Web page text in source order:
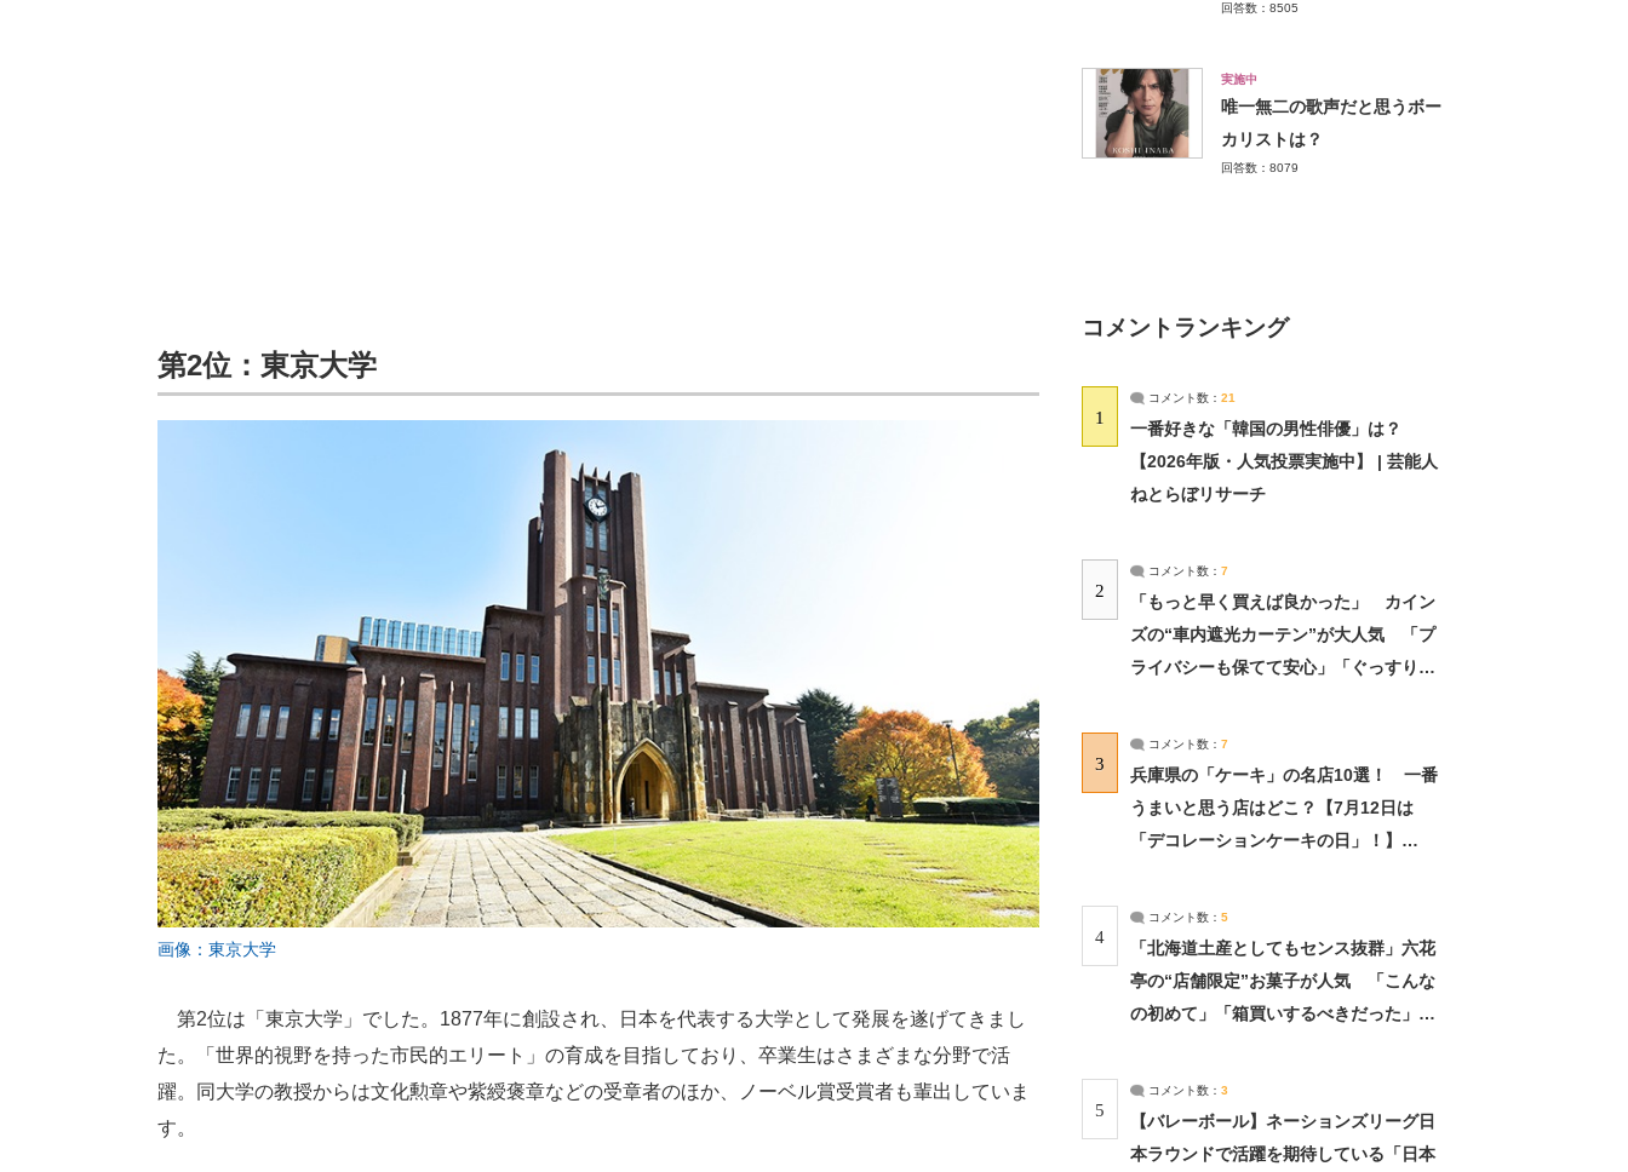
第2位：東京大学
画像：東京大学
第2位は「東京大学」でした。1877年に創設され、日本を代表する大学として発展を遂げてきまし
た。「世界的視野を持った市民的エリート」の育成を目指しており、卒業生はさまざまな分野で活
躍。同大学の教授からは文化勲章や紫綬褒章などの受章者のほか、ノーベル賞受賞者も輩出していま
す。
回答数：8505
実施中
唯一無二の歌声だと思うボー
カリストは？
回答数：8079
コメントランキング
1
コメント数： 21
一番好きな「韓国の男性俳優」は？
【2026年版・人気投票実施中】 | 芸能人
ねとらぼリサーチ
2
コメント数： 7
「もっと早く買えば良かった」 カイン
ズの“車内遮光カーテン”が大人気 「プ
ライバシーも保てて安心」「ぐっすり眠
3
コメント数： 7
兵庫県の「ケーキ」の名店10選！ 一番
うまいと思う店はどこ？【7月12日は
「デコレーションケーキの日」！】
4
コメント数： 5
「北海道土産としてもセンス抜群」六花
亭の“店舗限定”お菓子が人気 「こんな
の初めて」「箱買いするべきだった」
5
コメント数： 3
【バレーボール】ネーションズリーグ日
本ラウンドで活躍を期待している「日本